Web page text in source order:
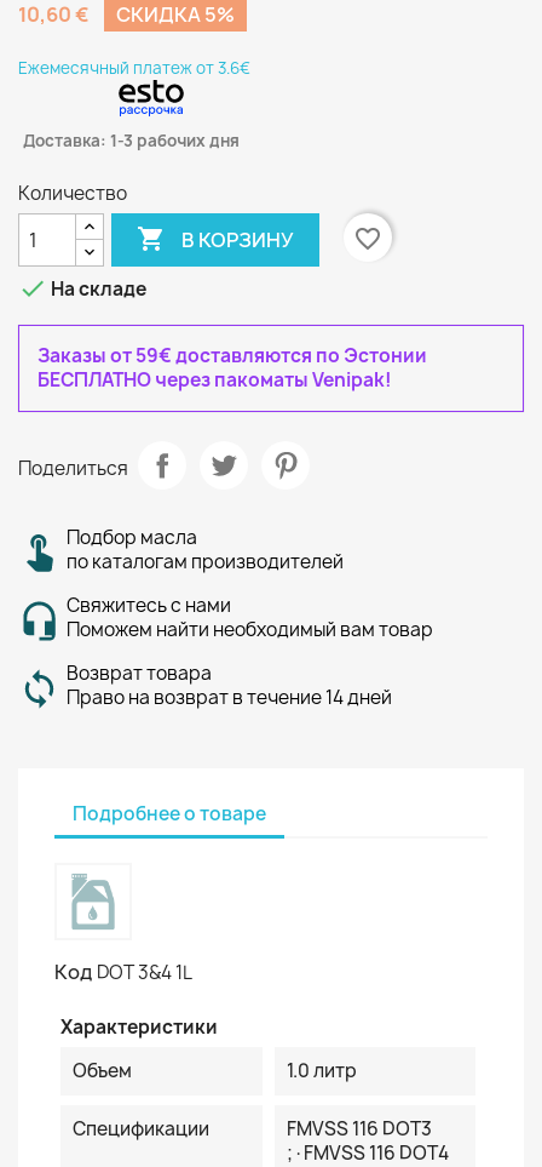
10,60 €
CКИДКА 5%
Eжемесячный платеж от 3.6€
Доставка: 1-3 рабочих дня
Количество
 В КОРЗИНУ
favorite_border
 На складе
Заказы от 59€ доставляются по Эстонии
БЕСПЛАТНО через пакоматы Venipak!
Поделиться
Подбор масла
по каталогам производителей
Свяжитесь с нами
Поможем найти необходимый вам товар
Возврат товара
Право на возврат в течение 14 дней
Подробнее о товаре
Код DOT 3&4 1L
Характеристики
Объем
1.0 литр
Спецификации
FMVSS 116 DOT3
;·FMVSS 116 DOT4